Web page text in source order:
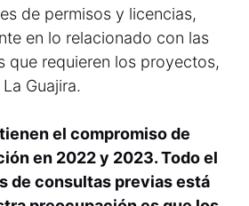
de permisos y licencias,
en lo relacionado con las
que requieren los proyectos,
Guajira.
el compromiso de
en 2022 y 2023. Todo el
de consultas previas está